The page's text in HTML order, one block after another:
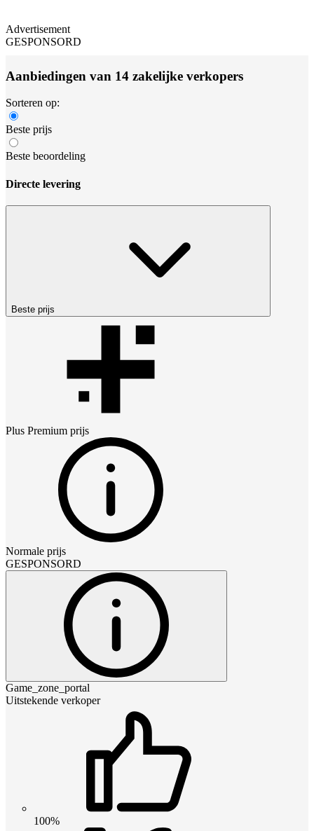
Advertisement
GESPONSORD
Aanbiedingen van 14 zakelijke verkopers
Sorteren op:
Beste prijs
Beste beoordeling
Directe levering
Beste prijs
Plus Premium prijs
Normale prijs
GESPONSORD
Game_zone_portal
Uitstekende verkoper
100%